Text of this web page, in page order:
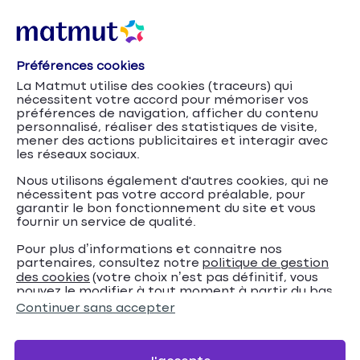
Accueil Assurance Auto Conseils
Combien coûte une
carte grise ?
Combien coûte une
Préférences cookies
La Matmut utilise des cookies (traceurs) qui
nécessitent votre accord pour mémoriser vos
préférences de navigation, afficher du contenu
personnalisé, réaliser des statistiques de visite,
mener des actions publicitaires et interagir avec
les réseaux sociaux.
Nous utilisons également d'autres cookies, qui ne
nécessitent pas votre accord préalable, pour
garantir le bon fonctionnement du site et vous
fournir un service de qualité.
Pour plus d’informations et connaitre nos
partenaires, consultez notre politique de gestion
des cookies (votre choix n’est pas définitif, vous
pouvez le modifier à tout moment à partir du bas
de page de notre site).
Continuer sans accepter